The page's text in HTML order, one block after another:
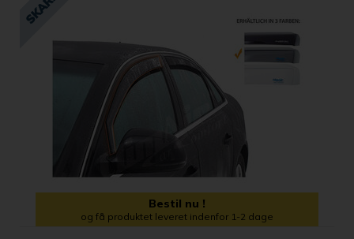
Bestil nu !
og få produktet leveret indenfor 1-2 dage